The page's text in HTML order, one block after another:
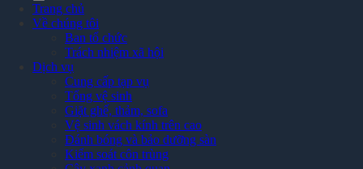
Trang chủ
Về chúng tôi
Ban tổ chức
Trách nhiệm xã hội
Dịch vụ
Cung cấp tạp vụ
Tổng vệ sinh
Giặt ghế, thảm, sofa
Vệ sinh vách kính trên cao
Đánh bóng và bảo dưỡng sàn
Kiểm soát côn trùng